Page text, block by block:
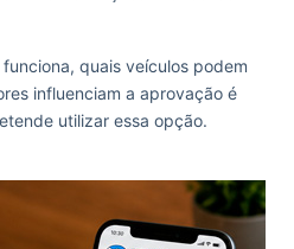
quais veículos podem
influenciam a aprovação é
utilizar essa opção.